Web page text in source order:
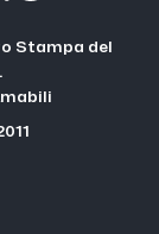
Stampa del